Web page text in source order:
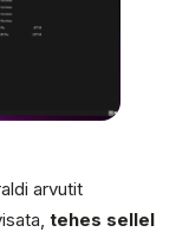
arvutit
tehes sellel